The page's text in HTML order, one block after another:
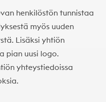
henkilöstön tunnistaa
myös uuden
Lisäksi yhtiön
pian uusi logo.
yhteystiedoissa